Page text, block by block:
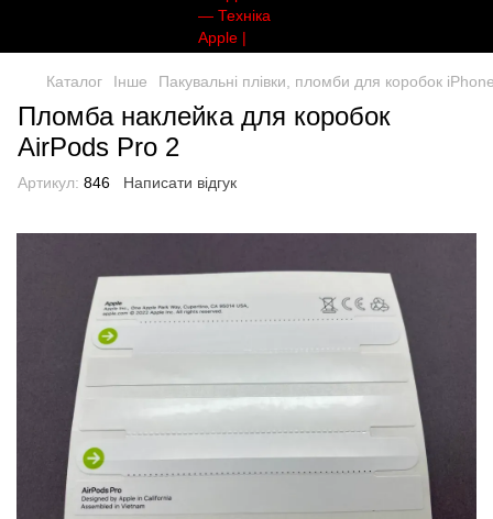
Каталог Інше Пакувальні плівки, пломби для коробок
Пломба наклейка для коробок
AirPods Pro 2
Артикул: 846 Написати відгук